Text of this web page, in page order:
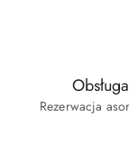
Rezerwacja